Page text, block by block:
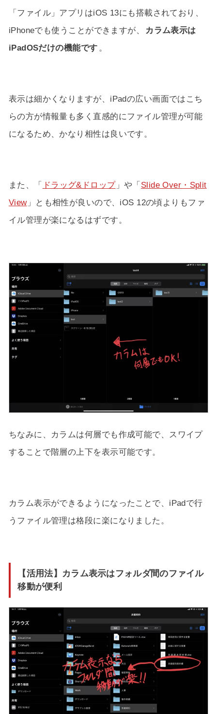
「ファイル」アプリはiOS 13にも搭載されており、
iPhoneでも使うことができますが、
カラム表示は
iPadOSだけの機能です 。
表示は細かくなりますが、iPadの広い画面ではこち
らの方が情報量も多く直感的にファイル管理が可能
になるため、かなり相性は良いです。
また、「 ドラッグ&ドロップ」や「 Slide Over・Split
View」とも相性が良いので、iOS 12の頃よりもファ
イル管理が楽になるはずです。
ちなみに、カラムは何層でも作成可能で、スワイプ
することで階層の上下を表示可能です。
カラム表示ができるようになったことで、iPadで行
うファイル管理は格段に楽になりました。
【活用法】カラム表示はフォルダ間のファイル
移動が便利